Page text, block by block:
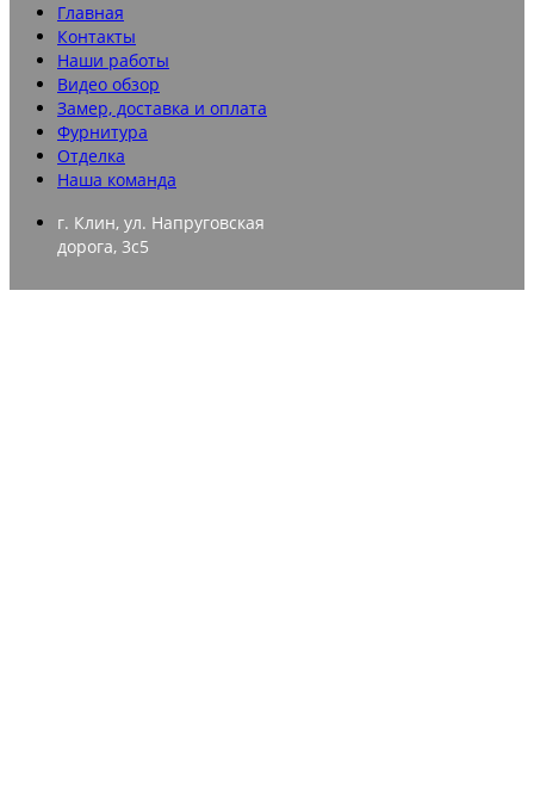
Главная
Контакты
Наши работы
Видео обзор
Замер, доставка и оплата
Фурнитура
Отделка
Наша команда
г. Клин, ул. Напруговская
дорога, 3с5